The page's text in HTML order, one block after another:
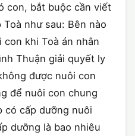
con, bắt buộc cần viết
như sau: Bên nào
khi Toà án nhân
Thuận giải quyết ly
được nuôi con
để nuôi con chung
có cấp dưỡng nuôi
dưỡng là bao nhiêu